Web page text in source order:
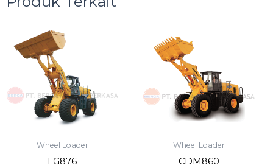
Wheel Loader
LG876
Wheel Loader
CDM860